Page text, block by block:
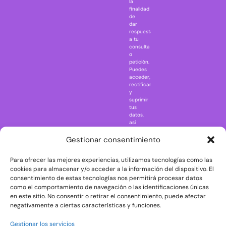
Gestionar consentimiento
Para ofrecer las mejores experiencias, utilizamos tecnologías como las
cookies para almacenar y/o acceder a la información del dispositivo. El
consentimiento de estas tecnologías nos permitirá procesar datos
como el comportamiento de navegación o las identificaciones únicas
en este sitio. No consentir o retirar el consentimiento, puede afectar
negativamente a ciertas características y funciones.
Gestionar los servicios
Rick and
The Big Bang
Theory
The Blues
Brothers
The Exorcist
The
la
finalidad
de
dar
respuesta
a tu
consulta
o
petición.
Puedes
acceder,
rectificar
y
suprimir
tus
datos,
así
ejercer
consultando
la
información
adicional
y
detallada
sobre